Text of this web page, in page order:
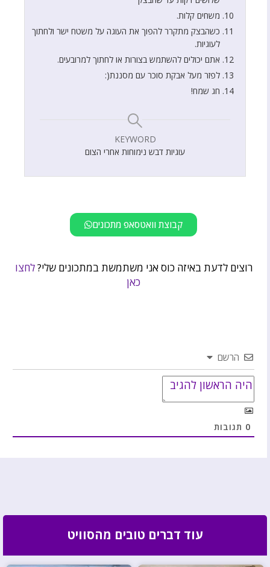
משחים קלות.
כשהבצק מתקרר להפוך את העוגה על משטח ישר ולחתוך
לעוגיות.
אתם יכולים להשתמש בצורות או לחתוך למרובעים.
לפזר מעל אבקת סוכר עם מסננת(:
חג שמח!
KEYWORD
עוגיות דבש נימוחות אחרי הצום
קבוצת וואטסאפ מתכונים
רוצים לדעת באיזה כוס אני משתמשת במתכונים שלי?לחצו
כאן
הרשם
0 תגובות
עוד דברים טובים מהסוויט